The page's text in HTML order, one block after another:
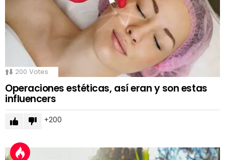
200 Votes
Operaciones estéticas, así eran y son estas
influencers
200